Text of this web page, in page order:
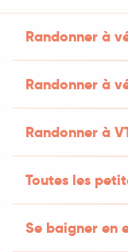
Randonner à
Randonner à
Randonner à
Toutes les
Se baigner en